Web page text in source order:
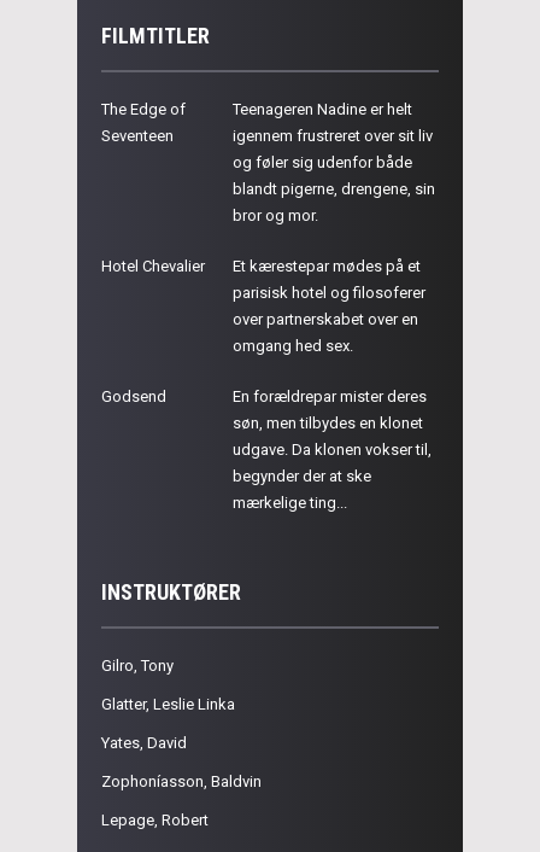
FILMTITLER
The Edge of
Seventeen
Teenageren Nadine er helt
igennem frustreret over sit liv
og føler sig udenfor både
blandt pigerne, drengene, sin
bror og mor.
Hotel Chevalier
Et kærestepar mødes på et
parisisk hotel og filosoferer
over partnerskabet over en
omgang hed sex.
Godsend
En forældrepar mister deres
søn, men tilbydes en klonet
udgave. Da klonen vokser til,
begynder der at ske
mærkelige ting...
INSTRUKTØRER
Gilro, Tony
Glatter, Leslie Linka
Yates, David
Zophoníasson, Baldvin
Lepage, Robert